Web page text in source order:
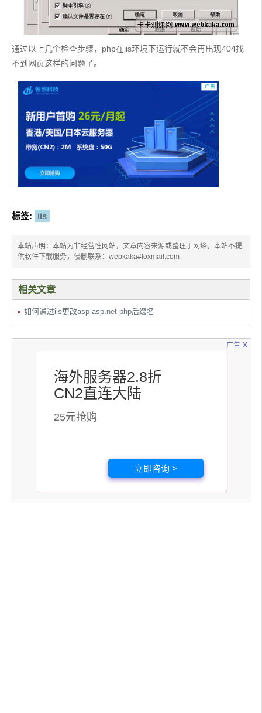
通过以上几个检查步骤，php在iis环境下运行就不会再出现404找
不到网页这样的问题了。
标签: iis
本站声明：本站为非经营性网站，文章内容来源或整理于网络，本站不提
供软件下载服务，侵删联系：webkaka#foxmail.com
相关文章
如何通过iis更改asp asp.net php后缀名
广告
海外服务器2.8折
CN2直连大陆
25元抢购
立即咨询 >
x